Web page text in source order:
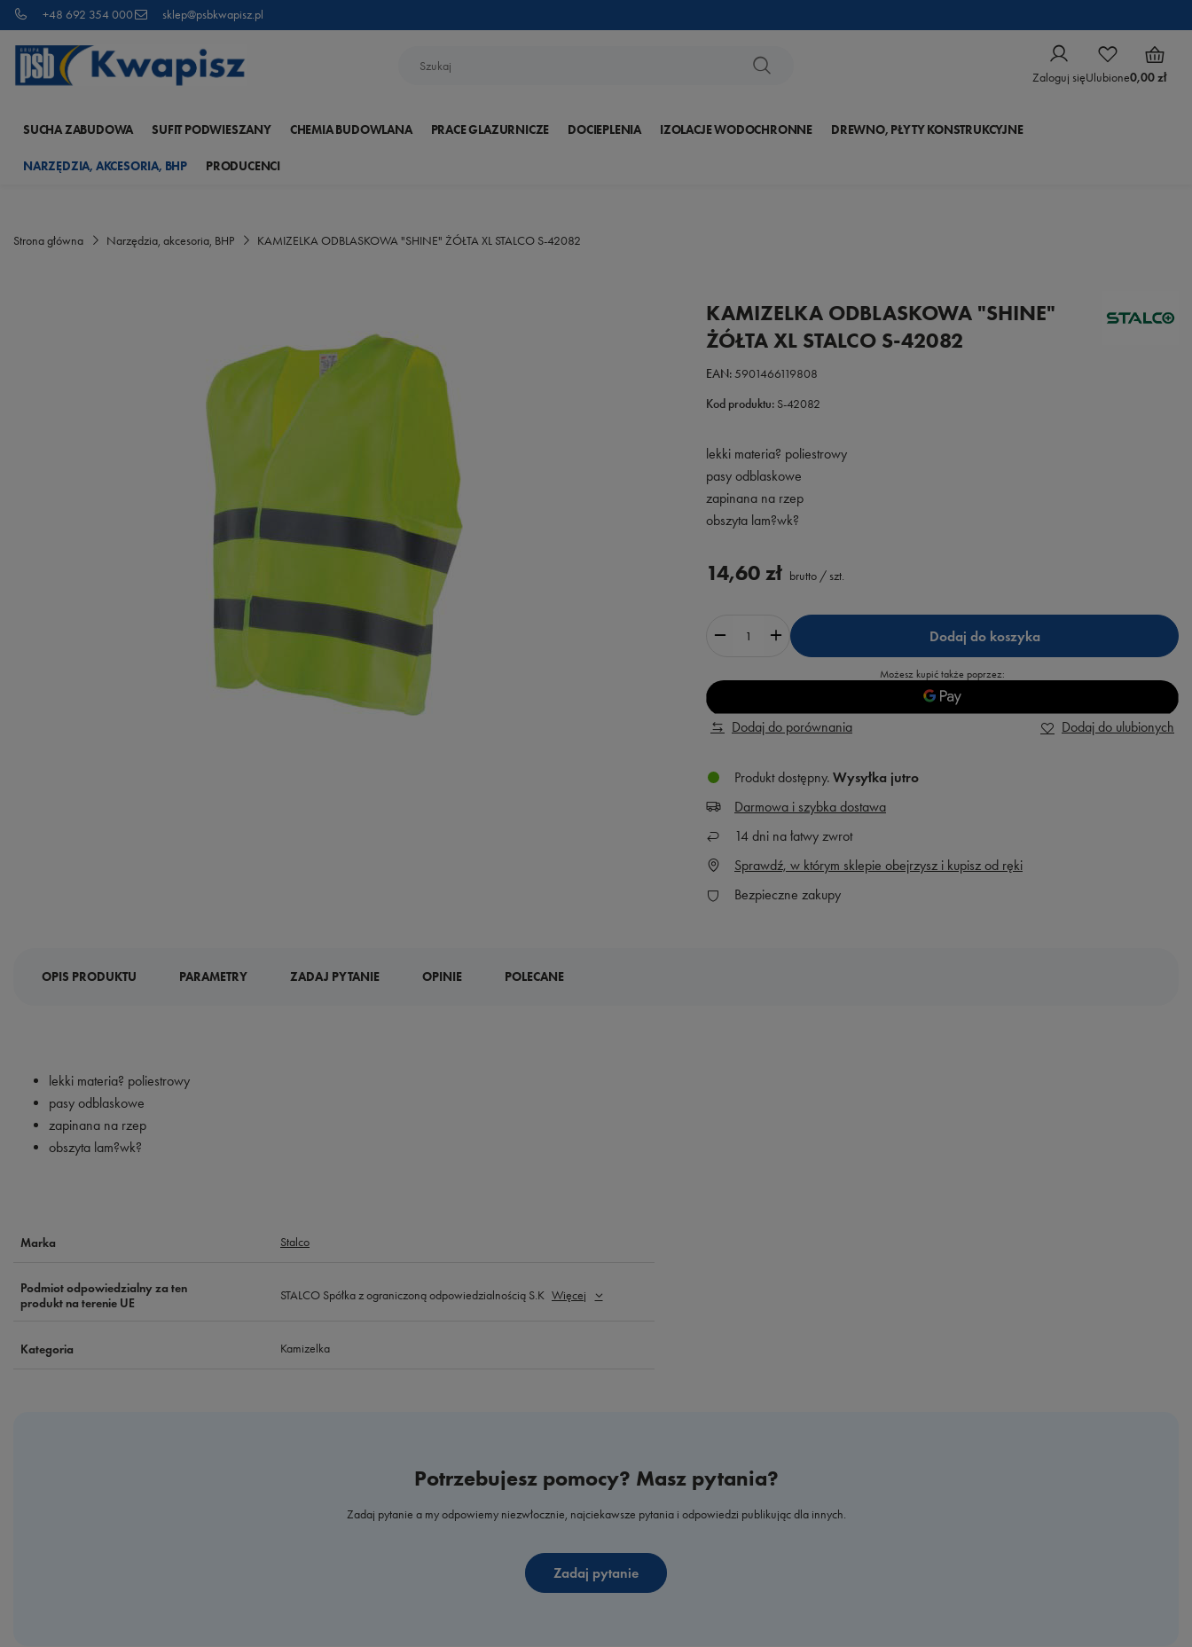
+48 692 354 000 sklep@psbkwapisz.pl
Zaloguj sięUlubione0,00 zł
SUCHA ZABUDOWA SUFIT PODWIESZANY CHEMIA BUDOWLANA PRACE GLAZURNICZE DOCIEPLENIA IZOLACJE WODOCHRONNE DREWNO, PŁYTY KONSTRUKCYJNE
NARZĘDZIA, AKCESORIA, BHP PRODUCENCI
Strona główna Narzędzia, akcesoria, BHP KAMIZELKA ODBLASKOWA "SHINE" ŻÓŁTA XL STALCO S-42082
KAMIZELKA ODBLASKOWA "SHINE"
ŻÓŁTA XL STALCO S-42082
EAN:5901466119808
Kod produktu: S-42082
lekki materia? poliestrowy
pasy odblaskowe
zapinana na rzep
obszyta lam?wk?
14,60 zł brutto / szt.
Dodaj do koszyka
Możesz kupić także poprzez:
Dodaj do porównania Dodaj do ulubionych
Produkt dostępny Wysyłka jutro
Darmowa i szybka dostawa
14 dni na łatwy zwrot
Sprawdź, w którym sklepie obejrzysz i kupisz od ręki
Bezpieczne zakupy
OPIS PRODUKTU PARAMETRY ZADAJ PYTANIE OPINIE POLECANE
lekki materia? poliestrowy
pasy odblaskowe
zapinana na rzep
obszyta lam?wk?
Marka Stalco
Podmiot odpowiedzialny za ten
produkt na terenie UE
STALCO Spółka z ograniczoną odpowiedzialnością S.K Więcej
Kategoria Kamizelka
Potrzebujesz pomocy? Masz pytania?
Zadaj pytanie a my odpowiemy niezwłocznie, najciekawsze pytania i odpowiedzi publikując dla innych.
Zadaj pytanie